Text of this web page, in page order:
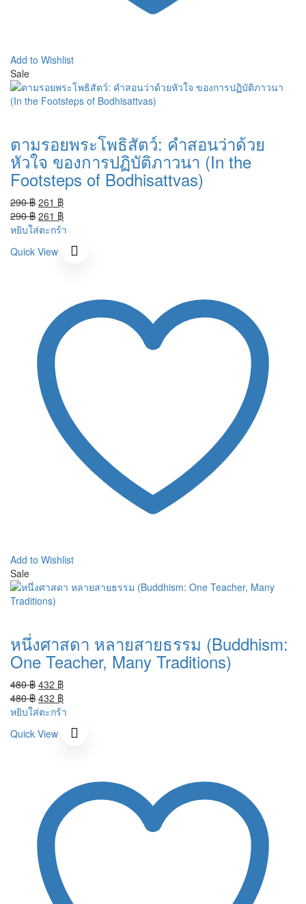
Add to Wishlist
Sale
ตามรอยพระโพธิสัตว์: คำสอนว่าด้วย
หัวใจ ของการปฏิบัติภาวนา (In the
Footsteps of Bodhisattvas)
290฿ Original
price
was:
261 ฿Current
price
is:
290฿ Original
price
290 ฿.
261 ฿Current
price
261 ฿.
หยิบใส่ตะกร้า
Quick View
Add to Wishlist
Sale
หนึ่งศาสดา หลายสายธรรม (Buddhism:
One Teacher, Many Traditions)
480฿ Original
price
was:
432 ฿Current
price
is:
480฿ Original
price
480 ฿.
432 ฿Current
price
432 ฿.
หยิบใส่ตะกร้า
Quick View